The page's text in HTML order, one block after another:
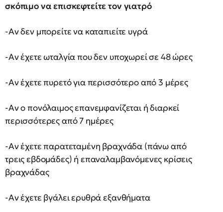
σκόπιμο να επισκεφτείτε τον γιατρό
-Αν δεν μπορείτε να καταπιείτε υγρά
-Αν έχετε ωταλγία που δεν υποχωρεί σε 48 ώρες
-Αν έχετε πυρετό για περισσότερο από 3 μέρες
-Αν ο πονόλαιμος επανεμφανίζεται ή διαρκεί
περισσότερες από 7 ημέρες
-Αν έχετε παρατεταμένη βραχνάδα (πάνω από
τρεις εβδομάδες) ή επαναλαμβανόμενες κρίσεις
βραχνάδας
-Αν έχετε βγάλει ερυθρά εξανθήματα